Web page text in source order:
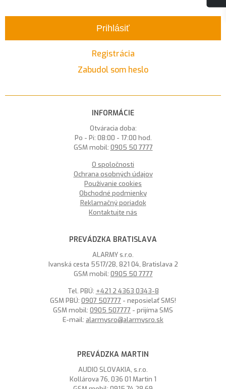
Prihlásiť
Registrácia
Zabudol som heslo
INFORMÁCIE
Otváracia doba:
Po - Pi: 08:00 - 17:00 hod.
GSM mobil: 0905 50 7777
O spoločnosti
Ochrana osobných údajov
Používanie cookies
Obchodné podmienky
Reklamačný poriadok
Kontaktujte nás
PREVÁDZKA BRATISLAVA
ALARMY s.r.o.
Ivanská cesta 5517/2B, 821 04, Bratislava 2
GSM mobil: 0905 50 7777
Tel. PBÚ: +421 2 4363 0343-8
GSM PBÚ: 0907 507777 - neposielať SMS!
GSM mobil: 0905 507777 - prijíma SMS
E-mail: alarmysro@alarmysro.sk
PREVÁDZKA MARTIN
AUDIO SLOVAKIA, s.r.o.
Kollárova 76, 036 01 Martin 1